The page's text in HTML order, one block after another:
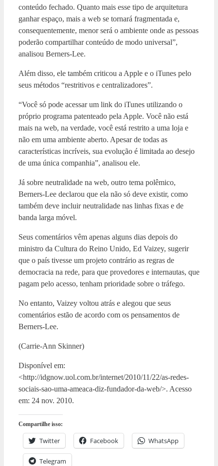
conteúdo fechado. Quanto mais esse tipo de arquitetura
ganhar espaço, mais a web se tornará fragmentada e,
consequentemente, menor será o ambiente onde as pessoas
poderão compartilhar conteúdo de modo universal”,
analisou Berners-Lee.
Além disso, ele também criticou a Apple e o iTunes pelo
seus métodos “restritivos e centralizadores”.
“Você só pode acessar um link do iTunes utilizando o
próprio programa patenteado pela Apple. Você não está
mais na web, na verdade, você está restrito a uma loja e
não em uma ambiente aberto. Apesar de todas as
características incríveis, sua evolução é limitada ao desejo
de uma única companhia”, analisou ele.
Já sobre neutralidade na web, outro tema polêmico,
Berners-Lee declarou que ela não só deve existir, como
também deve incluir neutralidade nas linhas fixas e de
banda larga móvel.
Seus comentários vêm apenas alguns dias depois do
ministro da Cultura do Reino Unido, Ed Vaizey, sugerir
que o país tivesse um projeto contrário as regras de
democracia na rede, para que provedores e internautas, que
pagam pelo acesso, tenham prioridade sobre o tráfego.
No entanto, Vaizey voltou atrás e alegou que seus
comentários estão de acordo com os pensamentos de
Berners-Lee.
(Carrie-Ann Skinner)
Disponível em:
<http://idgnow.uol.com.br/internet/2010/11/22/as-redes-
sociais-sao-uma-ameaca-diz-fundador-da-web/>. Acesso
em: 24 nov. 2010.
Compartilhe isso:
Twitter Facebook WhatsApp
Telegram